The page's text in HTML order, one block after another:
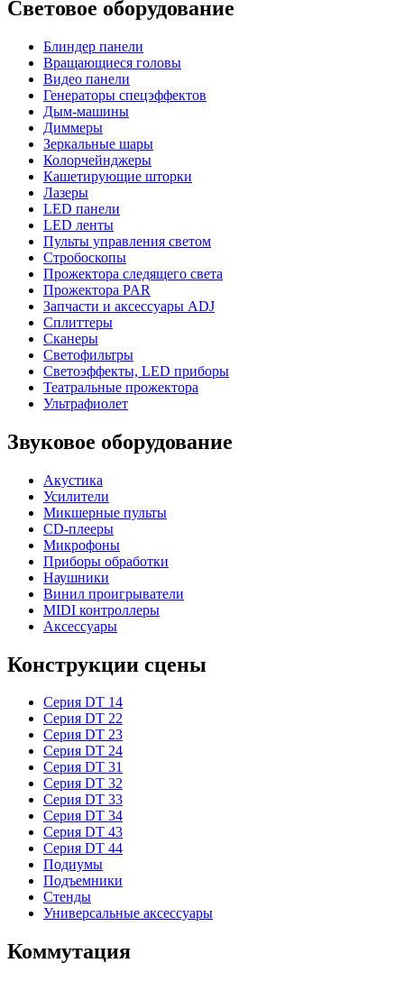
Световое оборудование
Блиндер панели
Вращающиеся головы
Видео панели
Генераторы спецэффектов
Дым-машины
Диммеры
Зеркальные шары
Колорчейнджеры
Кашетирующие шторки
Лазеры
LED панели
LED ленты
Пульты управления светом
Стробоскопы
Прожектора следящего света
Прожектора PAR
Запчасти и аксессуары ADJ
Сплиттеры
Сканеры
Светофильтры
Светоэффекты, LED приборы
Театральные прожектора
Ультрафиолет
Звуковое оборудование
Акустика
Усилители
Микшерные пульты
CD-плееры
Микрофоны
Приборы обработки
Наушники
Винил проигрыватели
MIDI контроллеры
Аксессуары
Конструкции сцены
Серия DT 14
Серия DT 22
Серия DT 23
Серия DT 24
Серия DT 31
Серия DT 32
Серия DT 33
Серия DT 34
Серия DT 43
Серия DT 44
Подиумы
Подъемники
Стенды
Универсальные аксессуары
Коммутация